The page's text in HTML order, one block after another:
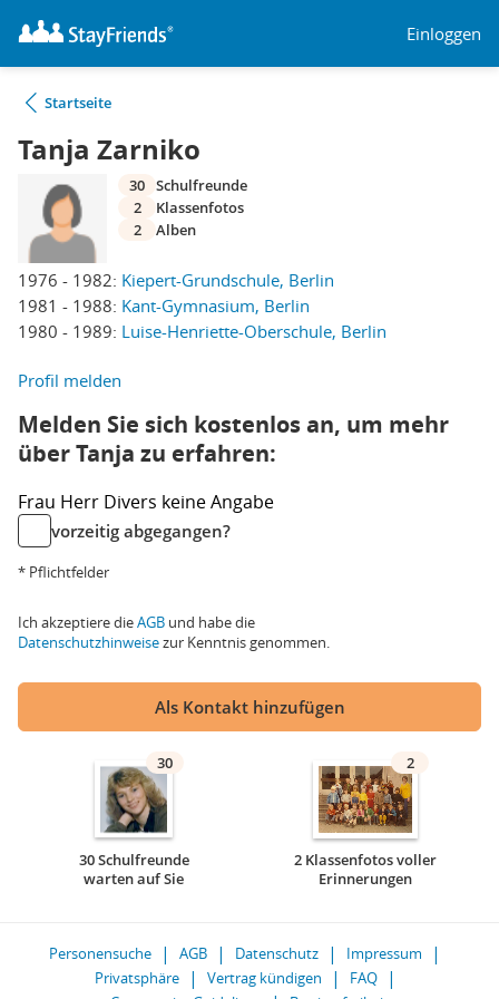
Einloggen
Startseite
Tanja Zarniko
1976 - 1982: Kiepert-Grundschule, Berlin
1981 - 1988: Kant-Gymnasium, Berlin
1980 - 1989: Luise-Henriette-Oberschule, Berlin
30 Schulfreunde
2
Klassenfotos
2
Alben
Profil melden
Melden Sie sich kostenlos an, um mehr
über Tanja zu erfahren:
Frau Herr Divers keine Angabe
vorzeitig abgegangen?
* Pflichtfelder
Ich akzeptiere dieAGB und habe die
Datenschutzhinweisezur Kenntnis genommen.
Als Kontakt hinzufügen
30
30 Schulfreunde
warten auf Sie
2
2 Klassenfotos voller
Erinnerungen
Personensuche AGB Datenschutz
Impressum
Privatsphäre
Vertrag kündigen
FAQ